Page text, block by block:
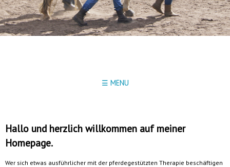
☰ MENU
Hallo und herzlich willkommen auf meiner
Homepage.
Wer sich etwas ausführlicher mit der pferdegestützten Therapie beschäftigen